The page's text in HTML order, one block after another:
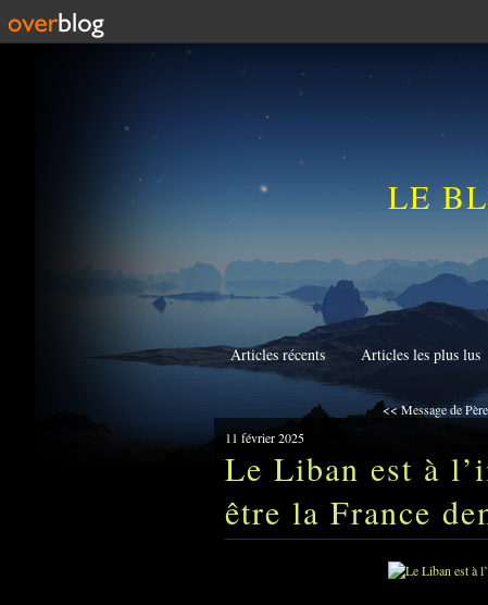
LE
Articles récents Articles les plus lus
<< Message de
11 février 2025
Le Liban est à
être la France